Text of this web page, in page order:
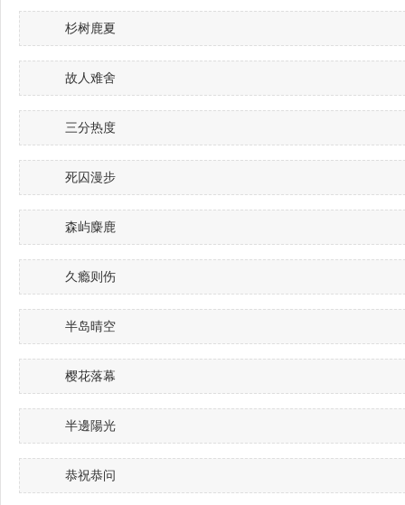
杉树鹿夏
故人难舍
三分热度
死囚漫步
森屿麋鹿
久瘾则伤
半岛晴空
樱花落幕
半邊陽光
恭祝恭问